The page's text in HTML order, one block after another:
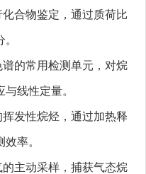
合物鉴定，通过质荷比
的常用检测单元，对烷
线性定量。
发性烷烃，通过加热释
率。
的主动采样，捕获气态烷